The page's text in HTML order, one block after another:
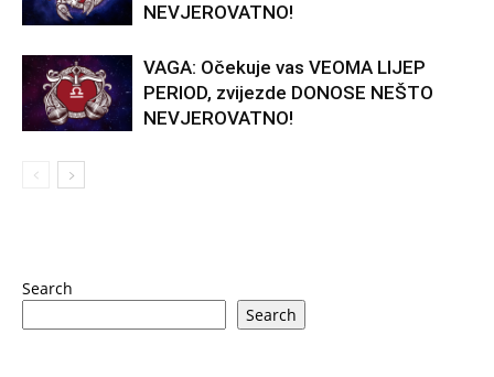
NEVJEROVATNO!
VAGA: Očekuje vas VEOMA LIJEP
PERIOD, zvijezde DONOSE NEŠTO
NEVJEROVATNO!
Search
Search